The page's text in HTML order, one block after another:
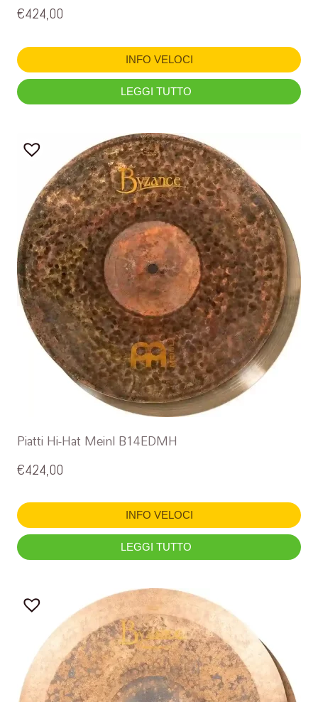
€424,00
INFO VELOCI
LEGGI TUTTO
Piatti Hi-Hat Meinl B14EDMH
€424,00
INFO VELOCI
LEGGI TUTTO